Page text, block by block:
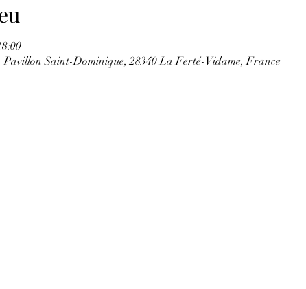
Pavillon Saint-Dominique, 28340 La Ferté-Vidame, France